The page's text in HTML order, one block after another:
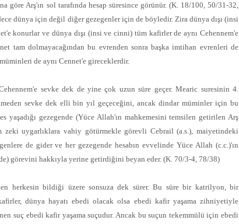
göre Arş'ın sol tarafında hesap süresince görünür. (K. 18/100, 50/31-32,
dünya için değil diğer gezegenler için de böyledir. Zira dünya dışı (insi
konurlar ve dünya dışı (insi ve cinni) tüm kafirler de aynı Cehennem'e
tam dolmayacağından bu evrenden sonra başka imtihan evrenleri de
de aynı Cennet'e gireceklerdir.
sevke dek de yine çok uzun süre geçer. Mearic suresinin 4.
sevke dek elli bin yıl geçeceğini, ancak dindar müminler için bu
yaşadığı gezegende (Yüce Allah'ın mahkemesini temsilen getirilen Arş
zeki uygarlıklara vahiy götürmekle görevli Cebrail (a.s.), maiyetindeki
de gider ve her gezegende hesabın evvelinde Yüce Allah (c.c.)'ın
görevini hakkıyla yerine getirdiğini beyan eder. (K. 70/3-4, 78/38)
herkesin bildiği üzere sonsuza dek sürer. Bu süre bir katrilyon, bir
dünya hayatı ebedi olacak olsa ebedi kafir yaşama zihniyetiyle
suç ebedi kafir yaşama suçudur. Ancak bu suçun tekemmülü için ebedi